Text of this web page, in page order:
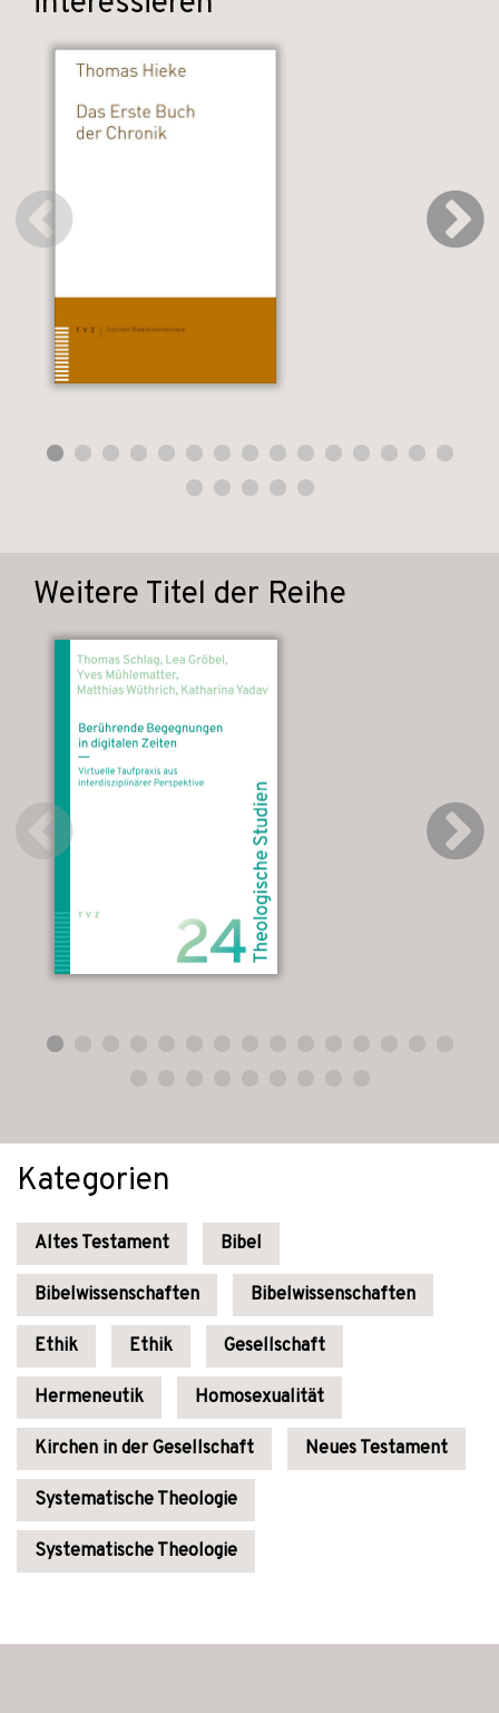
Weitere Titel der Reihe
Kategorien
Altes Testament Bibel
Bibelwissenschaften Bibelwissenschaften
Ethik Ethik Gesellschaft
Hermeneutik Homosexualität
Kirchen in der Gesellschaft Neues Testament
Systematische Theologie
Systematische Theologie